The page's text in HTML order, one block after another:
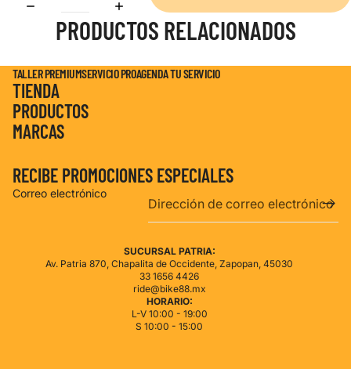
PRODUCTOS RELACIONADOS
TALLER PREMIUMSERVICIO PROAGENDA TU SERVICIO
TIENDA
PRODUCTOS
MARCAS
RECIBE PROMOCIONES ESPECIALES
Correo electrónico
SUCURSAL PATRIA:
Av. Patria 870, Chapalita de Occidente, Zapopan, 45030
33 1656 4426
ride@bike88.mx
HORARIO:
L-V 10:00 - 19:00
S 10:00 - 15:00